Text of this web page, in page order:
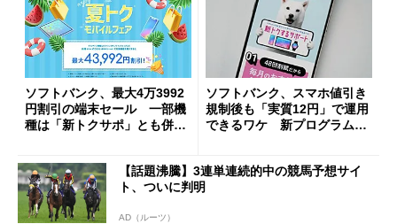
ソフトバンク、最大4万3992
円割引の端末セール 一部機
種は「新トクサポ」とも併用
ソフトバンク、スマホ値引き
規制後も「実質12円」で運用
できるワケ 新プログラムの
【話題沸騰】3連単連続的中の競馬予想サイ
ト、ついに判明
AD（ルーツ）